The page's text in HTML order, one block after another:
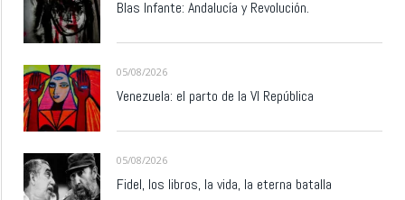
Blas Infante: Andalucía y Revolución.
05/08/2026
Venezuela: el parto de la VI República
05/08/2026
Fidel, los libros, la vida, la eterna batalla